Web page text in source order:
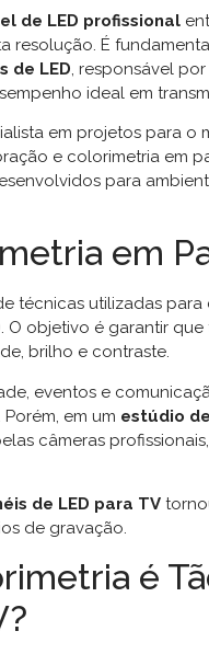
de LED profissional
resolução. É
de LED , responsável
ideal em
em projetos para
e colorimetria em
para
em
técnicas utilizadas
O objetivo é garantir
brilho e contraste.
eventos e
em um estúdio
câmeras
de LED para TV
de gravação.
é